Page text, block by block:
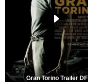
Gran Torino Trailer DF